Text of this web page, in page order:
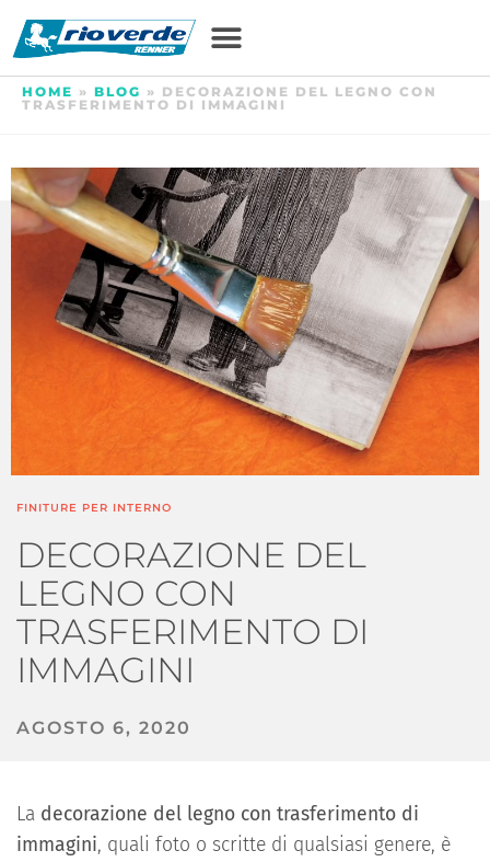
HOME » BLOG » DECORAZIONE DEL LEGNO CON
TRASFERIMENTO DI IMMAGINI
FINITURE PER INTERNO
DECORAZIONE DEL
LEGNO CON
TRASFERIMENTO DI
IMMAGINI
AGOSTO 6, 2020
La decorazione del legno con trasferimento di
immagini, quali foto o scritte di qualsiasi genere, è